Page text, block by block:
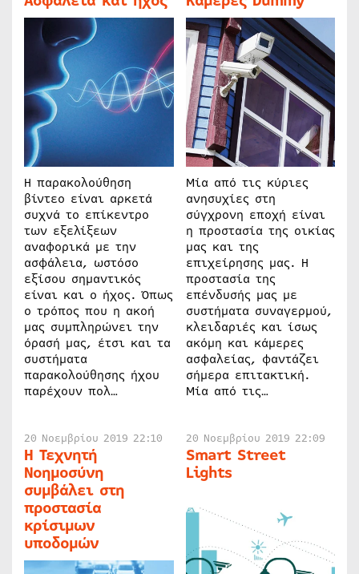
Η παρακολούθηση
βίντεο είναι αρκετά
συχνά το επίκεντρο
των εξελίξεων
αναφορικά με την
ασφάλεια, ωστόσο
εξίσου σημαντικός
είναι και ο ήχος. Όπως
ο τρόπος που η ακοή
μας συμπληρώνει την
όρασή μας, έτσι και τα
συστήματα
παρακολούθησης ήχου
παρέχουν πολ…
Μία από τις κύριες
ανησυχίες στη
σύγχρονη εποχή είναι
η προστασία της οικίας
μας και της
επιχείρησης μας. Η
προστασία της
επένδυσής μας με
συστήματα συναγερμού,
κλειδαριές και ίσως
ακόμη και κάμερες
ασφαλείας, φαντάζει
σήμερα επιτακτική.
Μία από τις…
20 Νοεμβρίου 2019 22:10
Η Τεχνητή
Νοημοσύνη
συμβάλει στη
προστασία
κρίσιμων
υποδομών
20 Νοεμβρίου 2019 22:09
Smart Street
Lights